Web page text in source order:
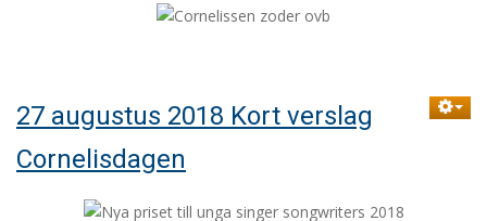
27 augustus 2018 Kort verslag
Cornelisdagen